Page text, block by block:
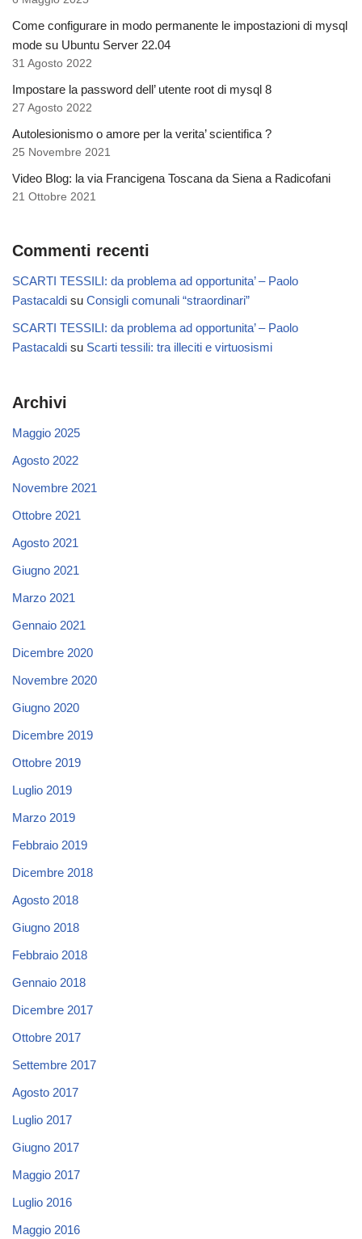
Come configurare in modo permanente le impostazioni di mysql
mode su Ubuntu Server 22.04
31 Agosto 2022
Impostare la password dell’ utente root di mysql 8
27 Agosto 2022
Autolesionismo o amore per la verita’ scientifica ?
25 Novembre 2021
Video Blog: la via Francigena Toscana da Siena a Radicofani
21 Ottobre 2021
Commenti recenti
SCARTI TESSILI: da problema ad opportunita’ – Paolo
Pastacaldi su Consigli comunali “straordinari”
SCARTI TESSILI: da problema ad opportunita’ – Paolo
Pastacaldi su Scarti tessili: tra illeciti e virtuosismi
Archivi
Maggio 2025
Agosto 2022
Novembre 2021
Ottobre 2021
Agosto 2021
Giugno 2021
Marzo 2021
Gennaio 2021
Dicembre 2020
Novembre 2020
Giugno 2020
Dicembre 2019
Ottobre 2019
Luglio 2019
Marzo 2019
Febbraio 2019
Dicembre 2018
Agosto 2018
Giugno 2018
Febbraio 2018
Gennaio 2018
Dicembre 2017
Ottobre 2017
Settembre 2017
Agosto 2017
Luglio 2017
Giugno 2017
Maggio 2017
Luglio 2016
Maggio 2016